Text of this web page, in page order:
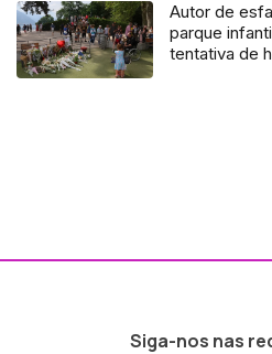
Autor de
parque
tentativa de
Siga-nos nas